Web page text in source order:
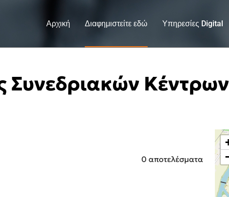
Αρχική Διαφημιστείτε εδώ Υπηρεσίες Digital
Συνεδριακών
0 αποτελέσματα